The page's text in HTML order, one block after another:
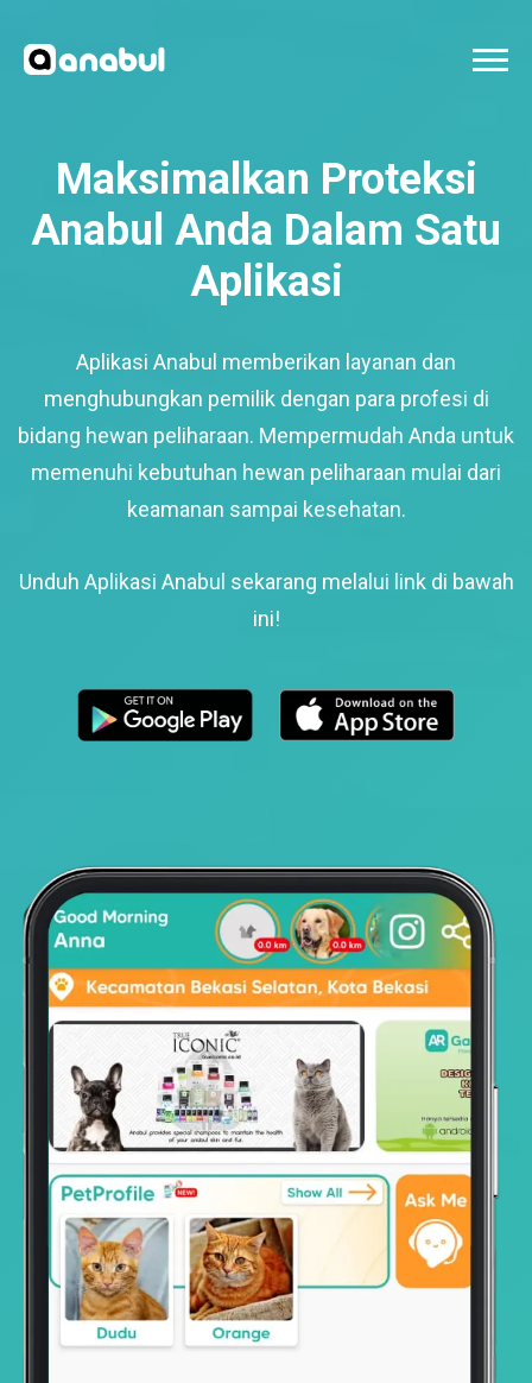
Maksimalkan Proteksi
Anabul Anda Dalam Satu
Aplikasi
Aplikasi Anabul memberikan layanan dan
menghubungkan pemilik dengan para profesi di
bidang hewan peliharaan. Mempermudah Anda untuk
memenuhi kebutuhan hewan peliharaan mulai dari
keamanan sampai kesehatan.
Unduh Aplikasi Anabul sekarang melalui link di bawah
ini!